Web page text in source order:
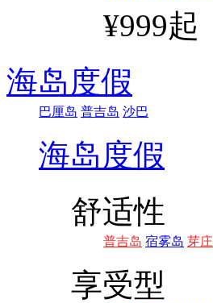
¥999起
海岛度假
巴厘岛 普吉岛 沙巴
海岛度假
舒适性
普吉岛 宿雾岛 芽庄
享受型